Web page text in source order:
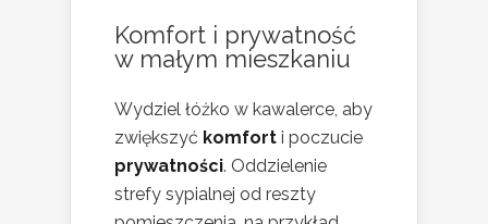
Komfort i prywatność
w małym mieszkaniu
Wydziel łóżko w kawalerce, aby
zwiększyć komfort i poczucie
prywatności. Oddzielenie
strefy sypialnej od reszty